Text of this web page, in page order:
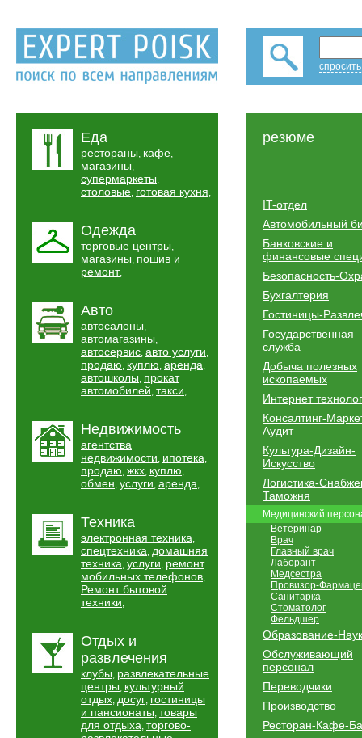
Еда
рестораны, кафе,
магазины,
супермаркеты,
столовые, готовая кухня,
Одежда
торговые центры,
магазины, пошив и
ремонт,
Авто
автосалоны,
автомагазины,
автосервис, авто услуги,
продаю, куплю, аренда,
автошколы, прокат
автомобилей, такси,
Недвижимость
агентства
недвижимости, ипотека,
продаю, жкх, куплю,
обмен, услуги, аренда,
Техника
электронная техника,
спецтехника, домашняя
техника, услуги, ремонт
мобильных телефонов,
Ремонт бытовой
техники,
Отдых и
развлечения
клубы, развлекательные
центры, культурный
отдых, досуг, гостиницы
и пансионаты, товары
для отдыха, торгово-
резюме
IT-отдел
Автомобильный
Банковские и
финансовые
Безопасность-
Бухгалтерия
Гостиницы-
Государственная
служба
Добыча полезных
ископаемых
Интернет
Консалтинг-
Аудит
Культура-Дизайн-
Искусство
Логистика-
Таможня
Медицинский
Ветеринар
Врач
Главный врач
Лаборант
Медсестра
Провизор-
Санитарка
Стоматолог
Фельдшер
Образование-
Обслуживающий
персонал
Переводчики
Производство
Ресторан-Кафе-